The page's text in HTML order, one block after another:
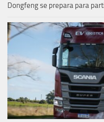
Dongfeng se prepara para